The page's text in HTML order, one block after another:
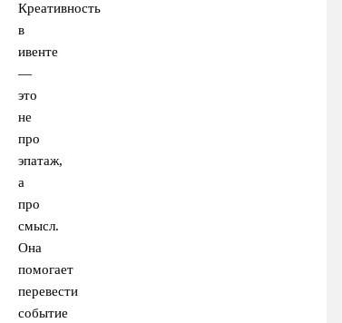
Креативность
в
ивенте
—
это
не
про
эпатаж,
а
про
смысл.
Она
помогает
перевести
событие